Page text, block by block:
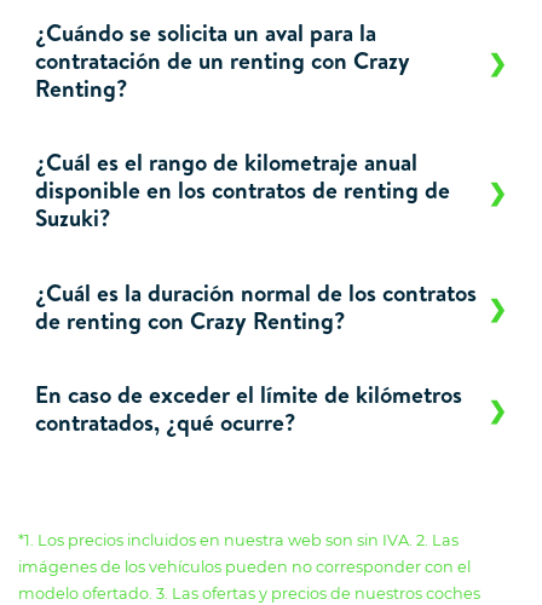
¿Cuándo se solicita un aval para la
contratación de un renting con Crazy
Renting?
¿Cuál es el rango de kilometraje anual
disponible en los contratos de renting de
Suzuki?
¿Cuál es la duración normal de los contratos
de renting con Crazy Renting?
En caso de exceder el límite de kilómetros
contratados, ¿qué ocurre?
*1. Los precios incluidos en nuestra web son sin IVA. 2. Las
imágenes de los vehículos pueden no corresponder con el
modelo ofertado. 3. Las ofertas y precios de nuestros coches